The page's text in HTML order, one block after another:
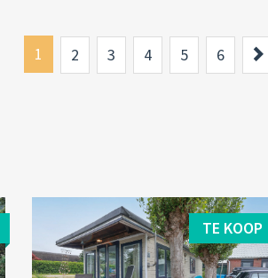
1 2 3 4 5 6
TE KOOP